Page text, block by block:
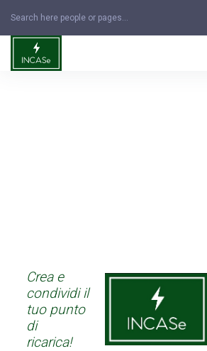
content
Crea e
condividi il
tuo punto
di
ricarica!